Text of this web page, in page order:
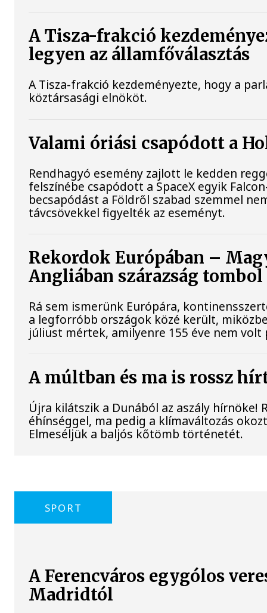
A Tisza-frakció
legyen az államfőválasztás
A Tisza-frakció kezdeményezte, hogy a
köztársasági elnököt.
Valami óriási csapódott a
Rendhagyó esemény zajlott le kedden
felszínébe csapódott a SpaceX egyik
becsapódást a Földről szabad szemmel
távcsövekkel figyelték az eseményt.
Rekordok Európában –
Angliában szárazság tombol
Rá sem ismerünk Európára,
a legforróbb országok közé került,
júliust mértek, amilyenre 155 éve nem
A múltban és ma is rossz
Újra kilátszik a Dunából az aszály
éhínséggel, ma pedig a klímaváltozás
Elmeséljük a baljós kőtömb történetét.
SPORT
A Ferencváros egygólos
Madridtól